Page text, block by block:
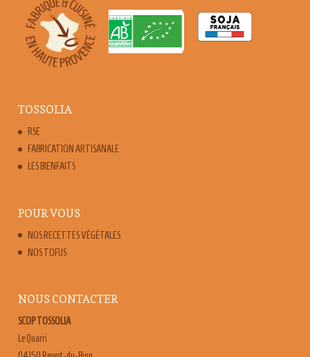
TOSSOLIA
RSE
FABRICATION ARTISANALE
LES BIENFAITS
POUR VOUS
NOS RECETTES VÉGÉTALES
NOS TOFUS
NOUS CONTACTER
SCOP TOSSOLIA
Le Quarri